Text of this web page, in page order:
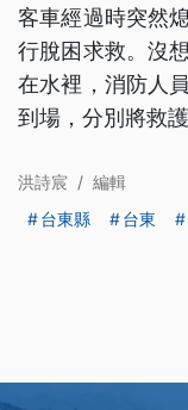
客車經過時突然
行脫困求救。沒
在水裡，消防人
到場，分別將救
洪詩宸 / 編輯
台東縣
台東